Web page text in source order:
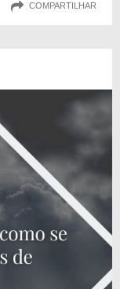
COMPARTILHAR